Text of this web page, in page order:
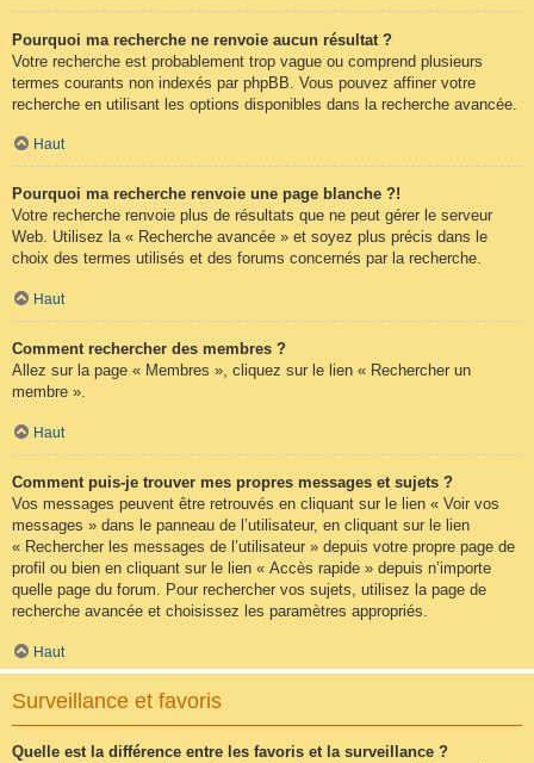
Pourquoi ma recherche ne renvoie aucun résultat ?
Votre recherche est probablement trop vague ou comprend plusieurs
termes courants non indexés par phpBB. Vous pouvez affiner votre
recherche en utilisant les options disponibles dans la recherche avancée.
Haut
Pourquoi ma recherche renvoie une page blanche ?!
Votre recherche renvoie plus de résultats que ne peut gérer le serveur
Web. Utilisez la « Recherche avancée » et soyez plus précis dans le
choix des termes utilisés et des forums concernés par la recherche.
Haut
Comment rechercher des membres ?
Allez sur la page « Membres », cliquez sur le lien « Rechercher un
membre ».
Haut
Comment puis-je trouver mes propres messages et sujets ?
Vos messages peuvent être retrouvés en cliquant sur le lien « Voir vos
messages » dans le panneau de l’utilisateur, en cliquant sur le lien
« Rechercher les messages de l’utilisateur » depuis votre propre page de
profil ou bien en cliquant sur le lien « Accès rapide » depuis n’importe
quelle page du forum. Pour rechercher vos sujets, utilisez la page de
recherche avancée et choisissez les paramètres appropriés.
Haut
Surveillance et favoris
Quelle est la différence entre les favoris et la surveillance ?